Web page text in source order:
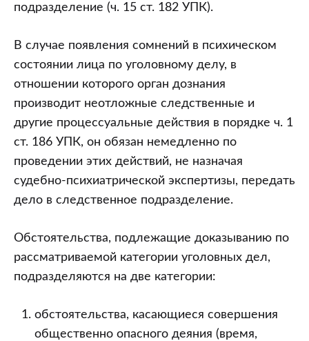
подразделение (ч. 15 ст. 182 УПК).
В случае появления сомнений в психическом
состоянии лица по уголовному делу, в
отношении которого орган дознания
производит неотложные следственные и
другие процессуальные действия в порядке ч. 1
ст. 186 УПК, он обязан немедленно по
проведении этих действий, не назначая
судебно-психиатрической экспертизы, передать
дело в следственное подразделение.
Обстоятельства, подлежащие доказыванию по
рассматриваемой категории уголовных дел,
подразделяются на две категории:
обстоятельства, касающиеся совершения
общественно опасного деяния (время,